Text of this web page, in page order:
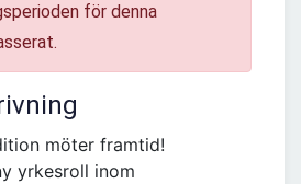
för denna
möter framtid!
yrkesroll inom